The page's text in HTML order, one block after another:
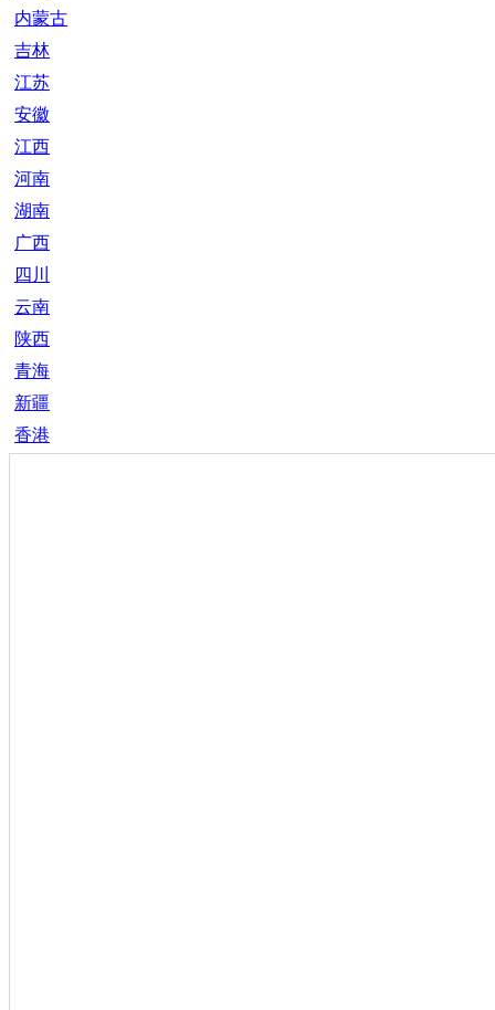
内蒙古
吉林
江苏
安徽
江西
河南
湖南
广西
四川
云南
陕西
青海
新疆
香港